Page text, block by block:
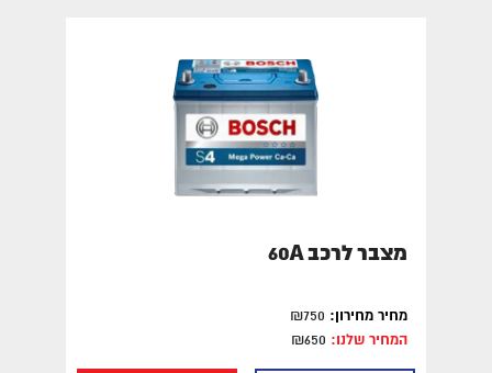
מצבר לרכב 60A
מחיר מחירון:
המחיר שלנו: